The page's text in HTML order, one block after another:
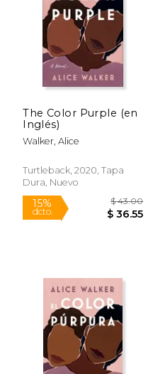
dcto. $ 17.53
Rápido
The Color Purple (en
Inglés)
Walker, Alice
Turtleback, 2020, Tapa
Dura, Nuevo